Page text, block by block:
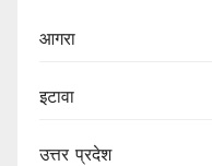
आगरा
इटावा
उत्तर प्रदेश